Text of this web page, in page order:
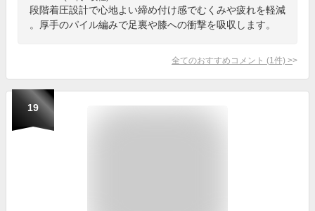
段階着圧設計で心地よい締め付け感でむくみや疲れを軽減
。厚手のパイル編みで足裏や膝への衝撃を吸収します。
全てのおすすめコメント (1 件) >
19